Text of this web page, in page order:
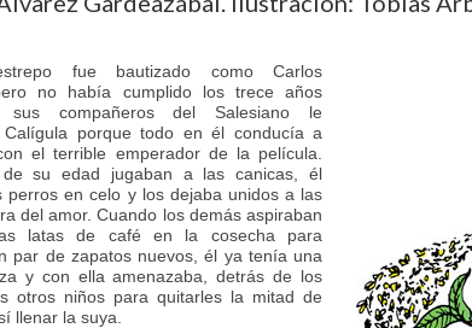
fue bautizado como Carlos
no había cumplido los trece años
compañeros del Salesiano le
Calígula porque todo en él conducía a
el terrible emperador de la película.
su edad jugaban a las canicas, él
perros en celo y los dejaba unidos a las
del amor. Cuando los demás aspiraban
latas de café en la cosecha para
par de zapatos nuevos, él ya tenía una
y con ella amenazaba, detrás de los
otros niños para quitarles la mitad de
llenar la suya.